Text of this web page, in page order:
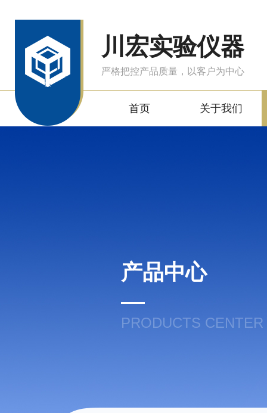
川宏实验仪器
严格把控产品质量，以客户为中心
首页 关于我们
产品中心
PRODUCTS CENTER